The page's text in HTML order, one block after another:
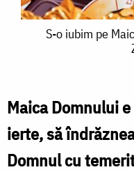
pe
Maica
Domnului!
S-o iubim pe
Maica Domnului
ierte, să
Domnul cu